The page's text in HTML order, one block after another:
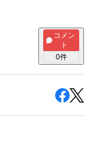
コメン
ト
0件